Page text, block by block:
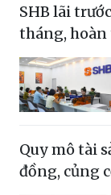
SHB lãi
tháng, hoàn
Quy mô tài
đồng, củng